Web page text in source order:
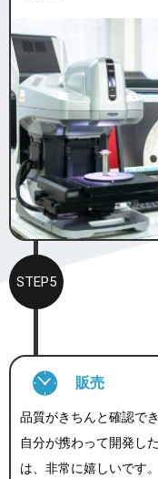
STEP5
販売
品質がきちんと確認で
自分が携わって開発し
は、非常に嬉しいです。